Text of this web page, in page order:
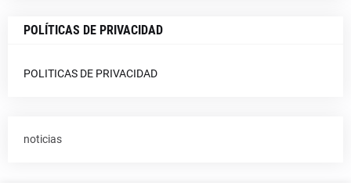
POLÍTICAS DE PRIVACIDAD
POLITICAS DE PRIVACIDAD
noticias